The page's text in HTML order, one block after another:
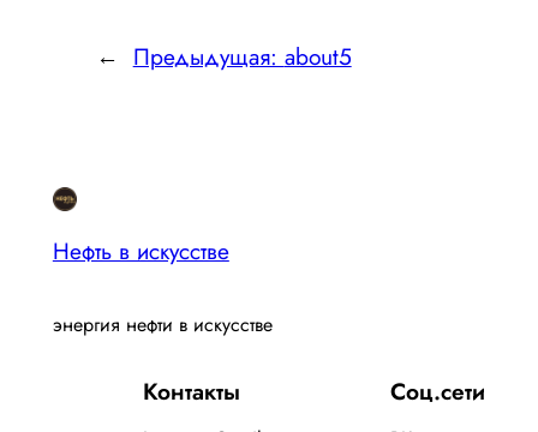
← Предыдущая: about5
Нефть в искусстве
энергия нефти в искусстве
Контакты Соц.сети